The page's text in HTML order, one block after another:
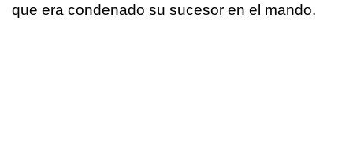
que era condenado su sucesor en el mando.